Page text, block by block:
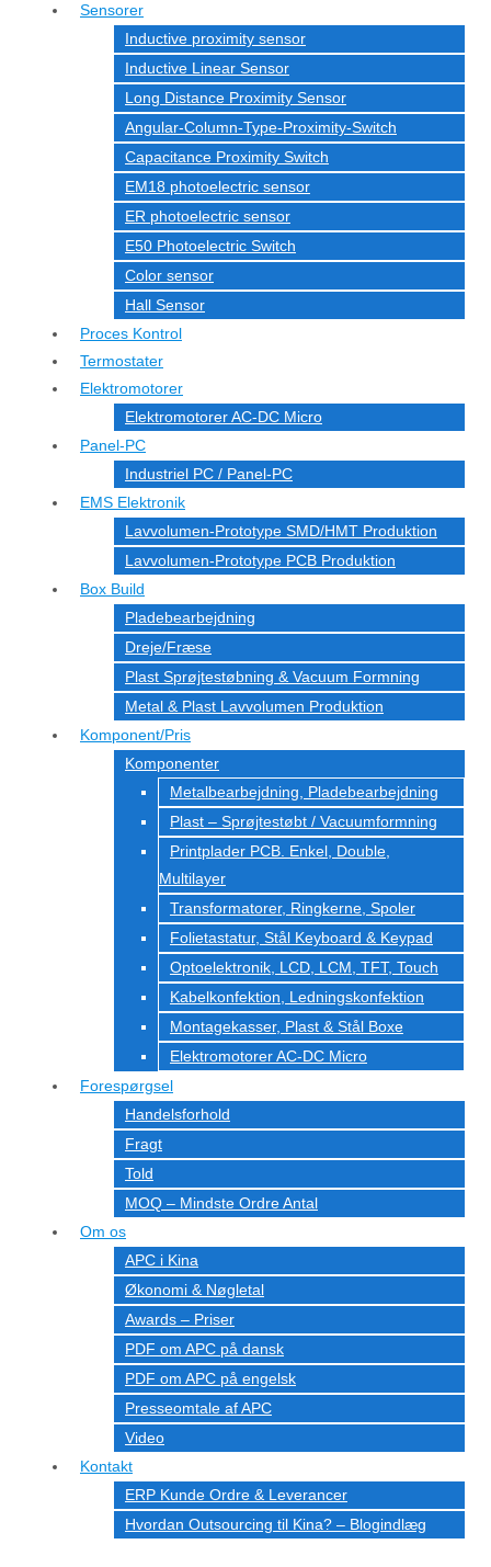
Sensorer
Inductive proximity sensor
Inductive Linear Sensor
Long Distance Proximity Sensor
Angular-Column-Type-Proximity-Switch
Capacitance Proximity Switch
EM18 photoelectric sensor
ER photoelectric sensor
E50 Photoelectric Switch
Color sensor
Hall Sensor
Proces Kontrol
Termostater
Elektromotorer
Elektromotorer AC-DC Micro
Panel-PC
Industriel PC / Panel-PC
EMS Elektronik
Lavvolumen-Prototype SMD/HMT Produktion
Lavvolumen-Prototype PCB Produktion
Box Build
Pladebearbejdning
Dreje/Fræse
Plast Sprøjtestøbning & Vacuum Formning
Metal & Plast Lavvolumen Produktion
Komponent/Pris
Komponenter
Metalbearbejdning, Pladebearbejdning
Plast – Sprøjtestøbt / Vacuumformning
Printplader PCB. Enkel, Double,
Multilayer
Transformatorer, Ringkerne, Spoler
Folietastatur, Stål Keyboard & Keypad
Optoelektronik, LCD, LCM, TFT, Touch
Kabelkonfektion, Ledningskonfektion
Montagekasser, Plast & Stål Boxe
Elektromotorer AC-DC Micro
Forespørgsel
Handelsforhold
Fragt
Told
MOQ – Mindste Ordre Antal
Om os
APC i Kina
Økonomi & Nøgletal
Awards – Priser
PDF om APC på dansk
PDF om APC på engelsk
Presseomtale af APC
Video
Kontakt
ERP Kunde Ordre & Leverancer
Hvordan Outsourcing til Kina? – Blogindlæg